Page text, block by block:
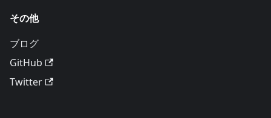
その他
ブログ
GitHub
Twitter